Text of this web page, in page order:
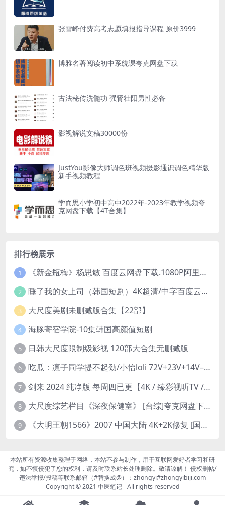
张雪峰付费高考志愿填报指导课程 原价3999
博雅名著阅读初中系统课夸克网盘下载
古法秘传洗髓功 强肾壮阳男性必备
影视解说文稿30000份
JustYou影像大师调色班视频摄影通识调色精华版
新手视频教程
学而思小学初中高中2022年-2023年教学视频夸
克网盘下载【4T合集】
排行榜展示
1 《新金瓶梅》杨思敏 百度云网盘下载.1080P阿里下载.国语中字.(1996)
2 睡了我的女上司（韩国短剧）4K超清/中字百度云网盘下载
3 大尺度美剧未删减版合集【22部】
4 海豚寄宿学院-10集韩国高颜值短剧
5 日韩大尺度限制级影视 120部大合集无删减版
6 吃瓜：凛子同学提不起劲/小怡loli 72V+23V+14V–24.02GB】
7 剑来 2024 纯净版 每周四已更【4K / 臻彩视听TV / 杜比音】附电子书百度网盘下载
8 大尺度综艺栏目《深夜保健室》 [台综]夸克网盘下载
9 《大明王朝1566》2007 中国大陆 4K+2K修复 [国语 46集 192G]
本站所有资源收集整理于网络，本站不参与制作，用于互联网爱好者学习和研
究，如不慎侵犯了您的权利，请及时联系站长处理删除。敬请谅解！ 侵权删帖/
违法举报/投稿等联系邮箱（#替换成@）：zhongyi#zhongyibiji.com
Copyright © 2021 中医笔记- All rights reserved